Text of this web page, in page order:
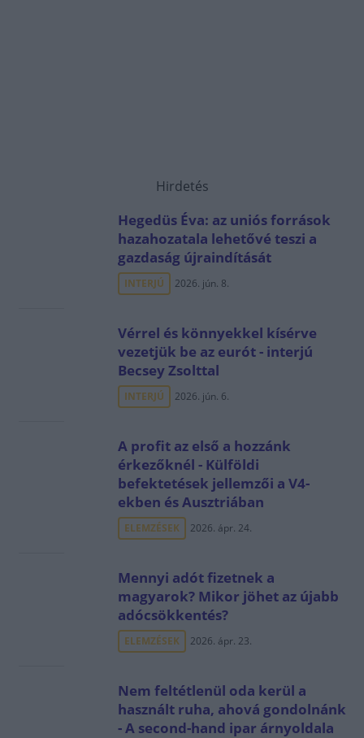
Hirdetés
Hegedüs Éva: az uniós források
hazahozatala lehetővé teszi a
gazdaság újraindítását
INTERJÚ 2026. jún. 8.
Vérrel és könnyekkel kísérve
vezetjük be az eurót - interjú
Becsey Zsolttal
INTERJÚ 2026. jún. 6.
A profit az első a hozzánk
érkezőknél - Külföldi
befektetések jellemzői a V4-
ekben és Ausztriában
ELEMZÉSEK 2026. ápr. 24.
Mennyi adót fizetnek a
magyarok? Mikor jöhet az újabb
adócsökkentés?
ELEMZÉSEK 2026. ápr. 23.
Nem feltétlenül oda kerül a
használt ruha, ahová gondolnánk
- A second-hand ipar árnyoldala